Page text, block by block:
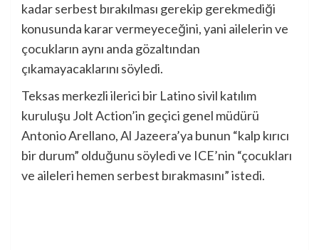
kadar serbest bırakılması gerekip gerekmediği
konusunda karar vermeyeceğini, yani ailelerin ve
çocukların aynı anda gözaltından
çıkamayacaklarını söyledi.
Teksas merkezli ilerici bir Latino sivil katılım
kuruluşu Jolt Action’in geçici genel müdürü
Antonio Arellano, Al Jazeera’ya bunun “kalp kırıcı
bir durum” olduğunu söyledi ve ICE’nin “çocukları
ve aileleri hemen serbest bırakmasını” istedi.